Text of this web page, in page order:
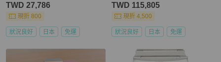
TWD 27,786
現折 800
狀況良好 日本 免運
TWD 115,805
現折 4,500
狀況良好 日本 免運